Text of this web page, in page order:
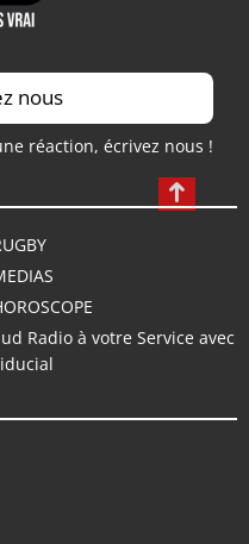
nous
réaction, écrivez nous !
Radio à votre Service avec